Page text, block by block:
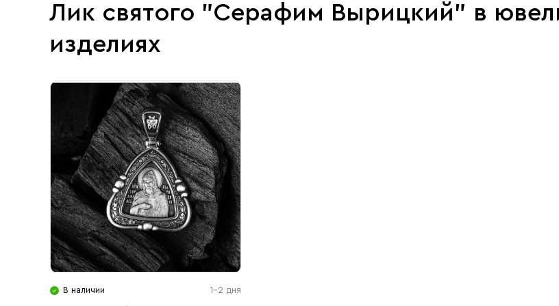
Лик святого "Серафим Вырицкий" в
изделиях
В наличии 1-2 дня